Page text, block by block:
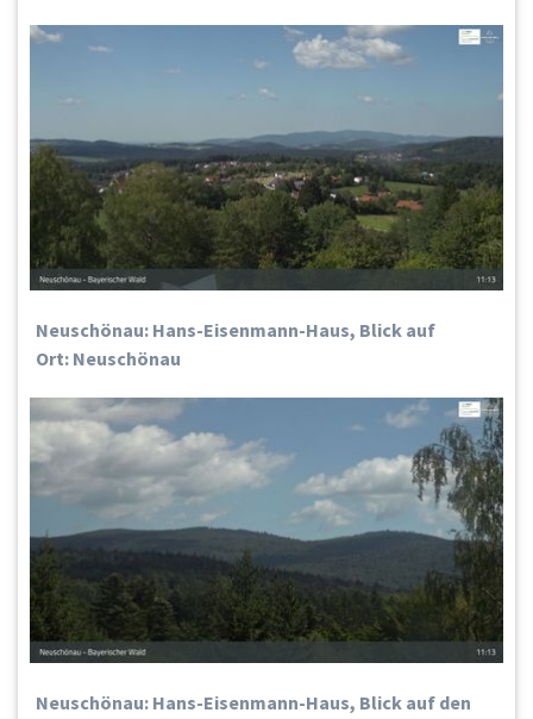
Neuschönau: Hans-Eisenmann-Haus, Blick auf
Ort: Neuschönau
Neuschönau: Hans-Eisenmann-Haus, Blick auf den